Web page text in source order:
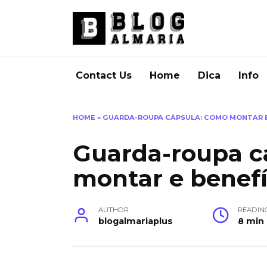
Contact Us Home Dica Info
HOME » GUARDA-ROUPA CÁPSULA: COMO MONTAR
Guarda-roupa
montar e
AUTHOR
blogalmariaplus 8 min